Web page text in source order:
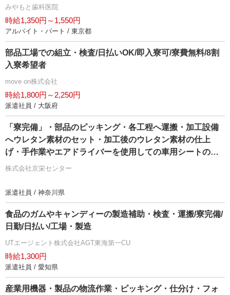
みやもと歯科医院
時給1,350円～1,550円
アルバイト・パート / 東京都
部品工場での組立・検査/日払いOK/即入寮可/寮費無料/8割
入寮希望者
move on株式会社
時給1,800円～2,250円
派遣社員 / 大阪府
「寮完備」・部品のピッキング・各工程へ運搬・加工設備
へウレタン素材のセット・加工後のウレタン素材の仕上
げ・手作業やエアドライバーを使用しての車用シートの組
付け・製品の検査作業/即入寮/製造・工場
株式会社京栄センター
派遣社員 / 神奈川県
食品のガムやキャンディーの製造補助・検査・運搬/寮完備/
日勤/日払い/工場・製造
UTエージェント株式会社AGT東海第一CU
時給1,300円
派遣社員 / 愛知県
産業用機器・製品の物流作業・ピッキング・仕分け・フォ